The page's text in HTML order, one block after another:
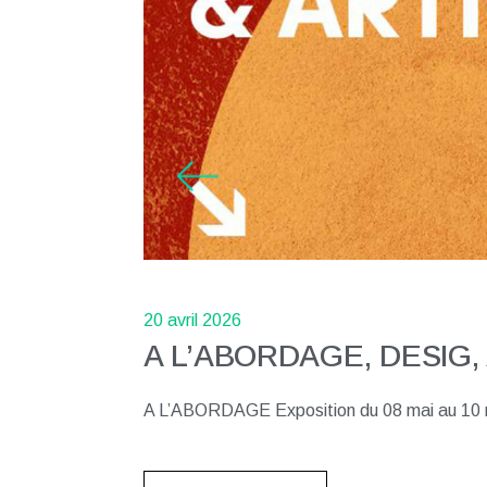
20 avril 2026
A L’ABORDAGE,
A L’ABORDAGE Exposition du 08 mai au
20 avril 2026
A L’ABORDAGE,
A L’ABORDAGE Exposition du 08 mai au
20 avril 2026
A L’ABORDAGE,
A L’ABORDAGE Exposition du 08 mai au